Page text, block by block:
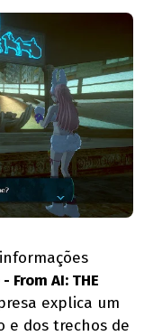
From AI: THE
explica um
e dos trechos de